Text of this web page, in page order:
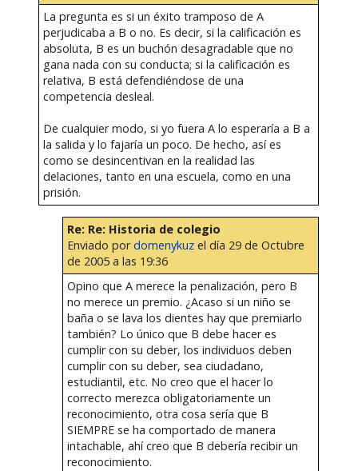
La pregunta es si un éxito tramposo de A
perjudicaba a B o no. Es decir, si la calificación es
absoluta, B es un buchón desagradable que no
gana nada con su conducta; si la calificación es
relativa, B está defendiéndose de una
competencia desleal.
De cualquier modo, si yo fuera A lo esperaría a B a
la salida y lo fajaría un poco. De hecho, así es
como se desincentivan en la realidad las
delaciones, tanto en una escuela, como en una
prisión.
Re: Re: Historia de colegio
Enviado pordomenykuzel día 29 de Octubre
de 2005 a las 19:36
Opino que A merece la penalización, pero B
no merece un premio. ¿Acaso si un niño se
baña o se lava los dientes hay que premiarlo
también? Lo único que B debe hacer es
cumplir con su deber, los individuos deben
cumplir con su deber, sea ciudadano,
estudiantil, etc. No creo que el hacer lo
correcto merezca obligatoriamente un
reconocimiento, otra cosa sería que B
SIEMPRE se ha comportado de manera
intachable, ahí creo que B debería recibir un
reconocimiento.